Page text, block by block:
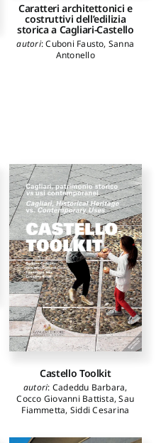
Caratteri architettonici e
costruttivi dell’edilizia
storica a Cagliari-Castello
autori:Cuboni Fausto, Sanna
Antonello
Castello Toolkit
autori: Cadeddu Barbara,
Cocco Giovanni Battista,Sau
Fiammetta, Siddi Cesarina